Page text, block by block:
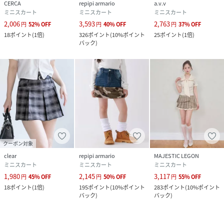
CERCA
ミニスカート
2,006円 52%OFF
18ポイント(1倍)
repipi armario
ミニスカート
3,593円 40%OFF
326ポイント(10%ポイント
バック)
a.v.v
ミニスカート
2,763円 37%OFF
25ポイント(1倍)
クーポン対象
clear
ミニスカート
1,980円 45%OFF
18ポイント(1倍)
repipi armario
ミニスカート
2,145円 50%OFF
195ポイント(10%ポイント
バック)
MAJESTIC LEGON
ミニスカート
3,117円 55%OFF
283ポイント(10%ポイント
バック)